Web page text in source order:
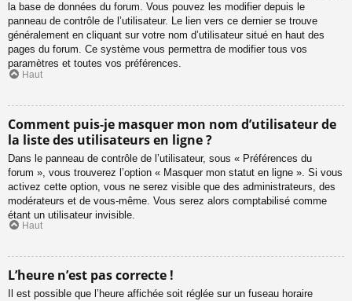
la base de données du forum. Vous pouvez les modifier depuis le
panneau de contrôle de l’utilisateur. Le lien vers ce dernier se trouve
généralement en cliquant sur votre nom d’utilisateur situé en haut des
pages du forum. Ce système vous permettra de modifier tous vos
paramètres et toutes vos préférences.
Haut
Comment puis-je masquer mon nom d’utilisateur de
la liste des utilisateurs en ligne ?
Dans le panneau de contrôle de l’utilisateur, sous « Préférences du
forum », vous trouverez l’option « Masquer mon statut en ligne ». Si vous
activez cette option, vous ne serez visible que des administrateurs, des
modérateurs et de vous-même. Vous serez alors comptabilisé comme
étant un utilisateur invisible.
Haut
L’heure n’est pas correcte !
Il est possible que l’heure affichée soit réglée sur un fuseau horaire